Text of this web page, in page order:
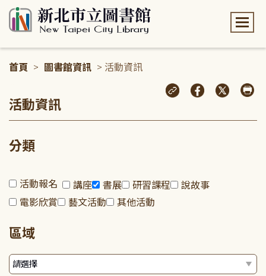
首頁 > 圖書館資訊 > 活動資訊
活動資訊
分類
活動報名 講座 書展 研習課程
說故事
電影欣賞
藝文活動 其他活動
區域